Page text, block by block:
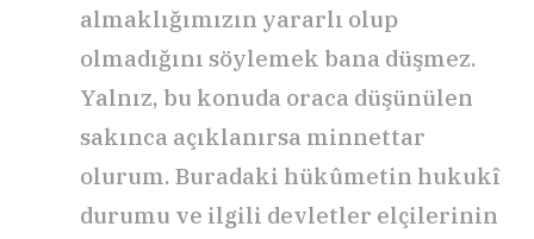
almaklığımızın yararlı olup
olmadığını söylemek bana düşmez.
Yalnız, bu konuda oraca düşünülen
sakınca açıklanırsa minnettar
olurum. Buradaki hükûmetin hukukî
durumu ve ilgili devletler elçilerinin